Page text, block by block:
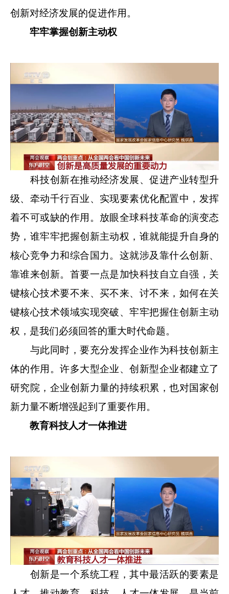
创新对经济发展的促进作用。
牢牢掌握创新主动权
科技创新在推动经济发展、促进产业转型升
级、牵动千行百业、实现要素优化配置中，发挥
着不可或缺的作用。放眼全球科技革命的演变态
势，谁牢牢把握创新主动权，谁就能提升自身的
核心竞争力和综合国力。这就涉及靠什么创新、
靠谁来创新。首要一点是加快科技自立自强，关
键核心技术要不来、买不来、讨不来，如何在关
键核心技术领域实现突破、牢牢把握住创新主动
权，是我们必须回答的重大时代命题。
与此同时，要充分发挥企业作为科技创新主
体的作用。许多大型企业、创新型企业都建立了
研究院，企业创新力量的持续积累，也对国家创
新力量不断增强起到了重要作用。
教育科技人才一体推进
创新是一个系统工程，其中最活跃的要素是